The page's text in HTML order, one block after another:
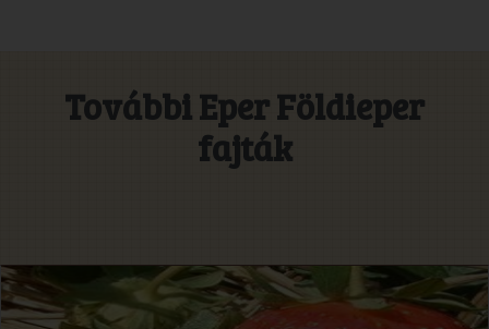
További Eper Földieper
fajták